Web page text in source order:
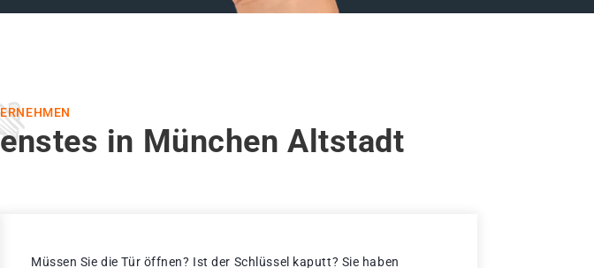
in München Altstadt
Müssen Sie die Tür öffnen? Ist der Schlüssel kaputt? Sie haben